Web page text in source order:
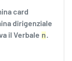
card
dirigenziale
il Verbale n.